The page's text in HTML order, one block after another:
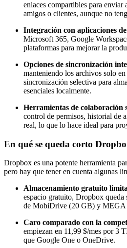
enlaces compartibles para enviar
amigos o clientes, aunque no
Integración con aplicaciones
Microsoft 365, Google
plataformas para mejorar la
Opciones de sincronización
manteniendo los archivos solo
sincronización selectiva para
esenciales localmente.
Herramientas de colaboración
control de permisos, historial de
real, lo que lo hace ideal para
En qué se queda corto
Dropbox es una potente herramienta
pero hay que tener en cuenta algunas
Almacenamiento gratuito
espacio gratuito, Dropbox
de MobiDrive (20 GB) y MEGA
Caro comparado con la
empiezan en 11,99 $/mes por 3
que Google One o OneDrive.